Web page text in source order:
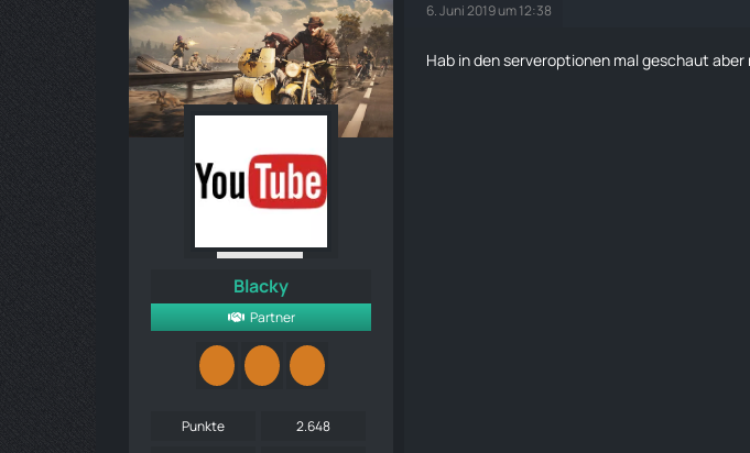
Blacky
Partner
Punkte
2.648
6. Juni 2019 um 12:38
Hab in den serveroptionen mal geschaut